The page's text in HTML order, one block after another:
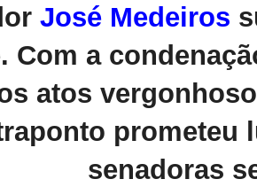
José Medeiros
Com a
atos
prometeu
senadoras